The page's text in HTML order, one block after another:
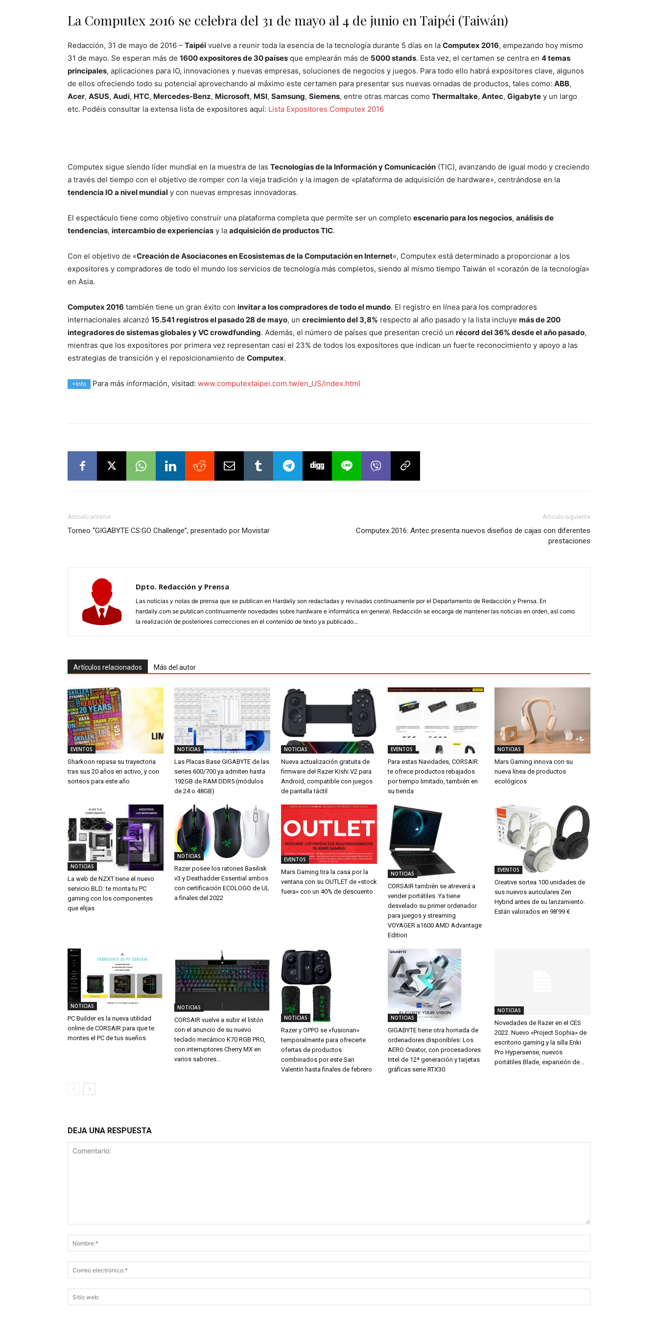
La Computex 2016 se celebra del 31 de mayo al 4 de junio en Taipéi (Taiwán)
Redacción, 31 de mayo de 2016 – Taipéi vuelve a reunir toda la esencia de la tecnología durante 5 días en la Computex 2016, empezando hoy mismo
31 de mayo. Se esperan más de 1600 expositores de 30 países que emplearán más de 5000 stands. Esta vez, el certamen se centra en 4 temas
principales, aplicaciones para IO, innovaciones y nuevas empresas, soluciones de negocios y juegos. Para todo ello habrá expositores clave, algunos
de ellos ofreciendo todo su potencial aprovechando al máximo este certamen para presentar sus nuevas ornadas de productos, tales como: ABB,
Acer, ASUS, Audi, HTC, Mercedes-Benz, Microsoft, MSI, Samsung, Siemens, entre otras marcas como Thermaltake, Antec, Gigabyte y un largo
etc. Podéis consultar la extensa lista de expositores aquí: Lista Expositores Computex 2016
Computex sigue siendo líder mundial en la muestra de las Tecnologías de la Información y Comunicación (TIC), avanzando de igual modo y creciendo
a través del tiempo con el objetivo de romper con la vieja tradición y la imagen de «plataforma de adquisición de hardware», centrándose en la
tendencia IO a nivel mundial y con nuevas empresas innovadoras.
El espectáculo tiene como objetivo construir una plataforma completa que permite ser un completo escenario para los negocios, análisis de
tendencias, intercambio de experiencias y la adquisición de productos TIC.
Con el objetivo de «Creación de Asociacones en Ecosistemas de la Computación en Internet«, Computex está determinado a proporcionar a los
expositores y compradores de todo el mundo los servicios de tecnología más completos, siendo al mismo tiempo Taiwán el «corazón de la tecnología»
en Asia.
Computex 2016 también tiene un gran éxito con invitar a los compradores de todo el mundo. El registro en línea para los compradores
internacionales alcanzó 15.541 registros el pasado 28 de mayo, un crecimiento del 3,8% respecto al año pasado y la lista incluye más de 200
integradores de sistemas globales y VC crowdfunding. Además, el número de países que presentan creció un récord del 36% desde el año pasado,
mientras que los expositores por primera vez representan casi el 23% de todos los expositores que indican un fuerte reconocimiento y apoyo a las
estrategias de transición y el reposicionamiento de Computex.
+Info Para más información, visitad: www.computextaipei.com.tw/en_US/index.html
Artículo anterior
Torneo “GIGABYTE CS:GO Challenge”, presentado por Movistar
Artículo siguiente
Computex 2016: Antec presenta nuevos diseños de cajas con diferentes
prestaciones
Dpto. Redacción y Prensa
Las noticias y notas de prensa que se publican en Hardaily son redactadas y revisadas continuamente por el Departamento de Redacción y Prensa. En
hardaily.com se publican continuamente novedades sobre hardware e informática en general. Redacción se encarga de mantener las noticias en orden, así como
la realización de posteriores correcciones en el contenido de texto ya publicado...
Artículos relacionados Más del autor
EVENTOS
Sharkoon repasa su trayectoria
tras sus 20 años en activo, y con
sorteos para este año
NOTICIAS
Las Placas Base GIGABYTE de las
series 600/700 ya admiten hasta
192GB de RAM DDR5 (módulos
de 24 o 48GB)
NOTICIAS
Nueva actualización gratuita de
firmware del Razer Kishi V2 para
Android, compatible con juegos
de pantalla táctil
EVENTOS
Para estas Navidades, CORSAIR
te ofrece productos rebajados
por tiempo limitado, también en
su tienda
NOTICIAS
Mars Gaming innova con su
nueva línea de productos
ecológicos
NOTICIAS
La web de NZXT tiene el nuevo
servicio BLD: te monta tu PC
gaming con los componentes
que elijas
NOTICIAS
Razer posee los ratones Basilisk
v3 y Deathadder Essential ambos
con certificación ECOLOGO de UL
a finales del 2022
EVENTOS
Mars Gaming tira la casa por la
ventana con su OUTLET de «stock
fuera» con un 40% de descuento
NOTICIAS
CORSAIR también se atreverá a
vender portátiles. Ya tiene
desvelado su primer ordenador
para juegos y streaming
VOYAGER a1600 AMD Advantage
Edition
EVENTOS
Creative sortea 100 unidades de
sus nuevos auriculares Zen
Hybrid antes de su lanzamiento.
Están valorados en 98’99 €
NOTICIAS
PC Builder es la nueva utilidad
online de CORSAIR para que te
montes el PC de tus sueños
NOTICIAS
CORSAIR vuelve a subir el listón
con el anuncio de su nuevo
teclado mecánico K70 RGB PRO,
con interruptores Cherry MX en
varios sabores...
NOTICIAS
Razer y OPPO se «fusionan»
temporalmente para ofrecerte
ofertas de productos
combinados por este San
Valentín hasta finales de febrero
NOTICIAS
GIGABYTE tiene otra hornada de
ordenadores disponibles: Los
AERO Creator, con procesadores
Intel de 12ª generación y tarjetas
gráficas serie RTX30
NOTICIAS
Novedades de Razer en el CES
2022. Nuevo «Project Sophia» de
escritorio gaming y la silla Enki
Pro Hypersense, nuevos
portátiles Blade, expanxión de...
DEJA UNA RESPUESTA